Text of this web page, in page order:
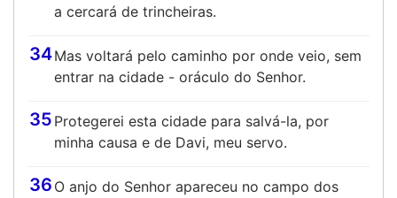
a cercará de trincheiras.
34Mas voltará pelo caminho por onde veio, sem
entrar na cidade - oráculo do Senhor.
35 Protegerei esta cidade para salvá-la, por
minha causa e de Davi, meu servo.
36 O anjo do Senhor apareceu no campo dos